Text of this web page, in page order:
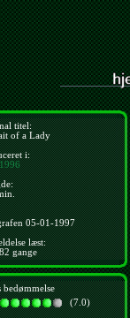
titel:
of a Lady
i:
1996
05-01-1997
læst:
gange
bedømmelse
(7.0)